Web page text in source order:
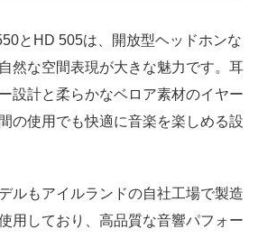
とHD 505は、開放型ヘッドホンな
然な空間表現が大きな魅力です。耳
設計と柔らかなベロア素材のイヤー
の使用でも快適に音楽を楽しめる設
ルもアイルランドの自社工場で製造
用しており、高品質な音響パフォー